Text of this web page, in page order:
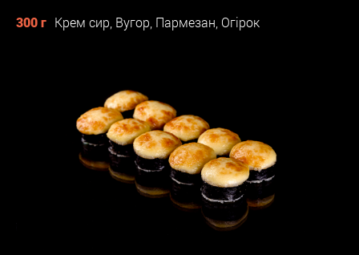
300 г Крем сир, Вугор, Пармезан, Огірок